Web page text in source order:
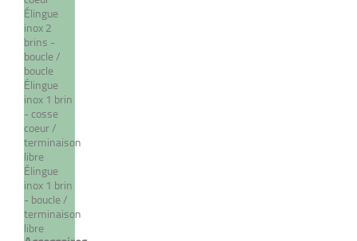
Élingue
inox 2
brins -
boucle /
boucle
Élingue
inox 1 brin
- cosse
coeur /
terminaison
libre
Élingue
inox 1 brin
- boucle /
terminaison
libre